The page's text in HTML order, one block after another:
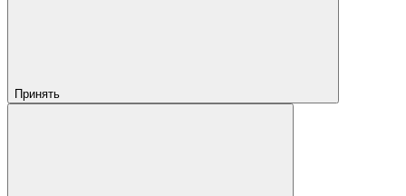
Принять